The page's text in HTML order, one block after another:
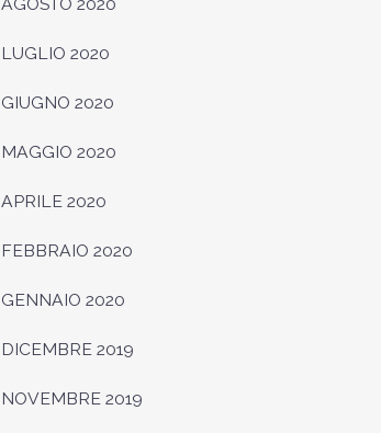
LUGLIO 2020
GIUGNO 2020
MAGGIO 2020
APRILE 2020
FEBBRAIO 2020
GENNAIO 2020
DICEMBRE 2019
NOVEMBRE 2019